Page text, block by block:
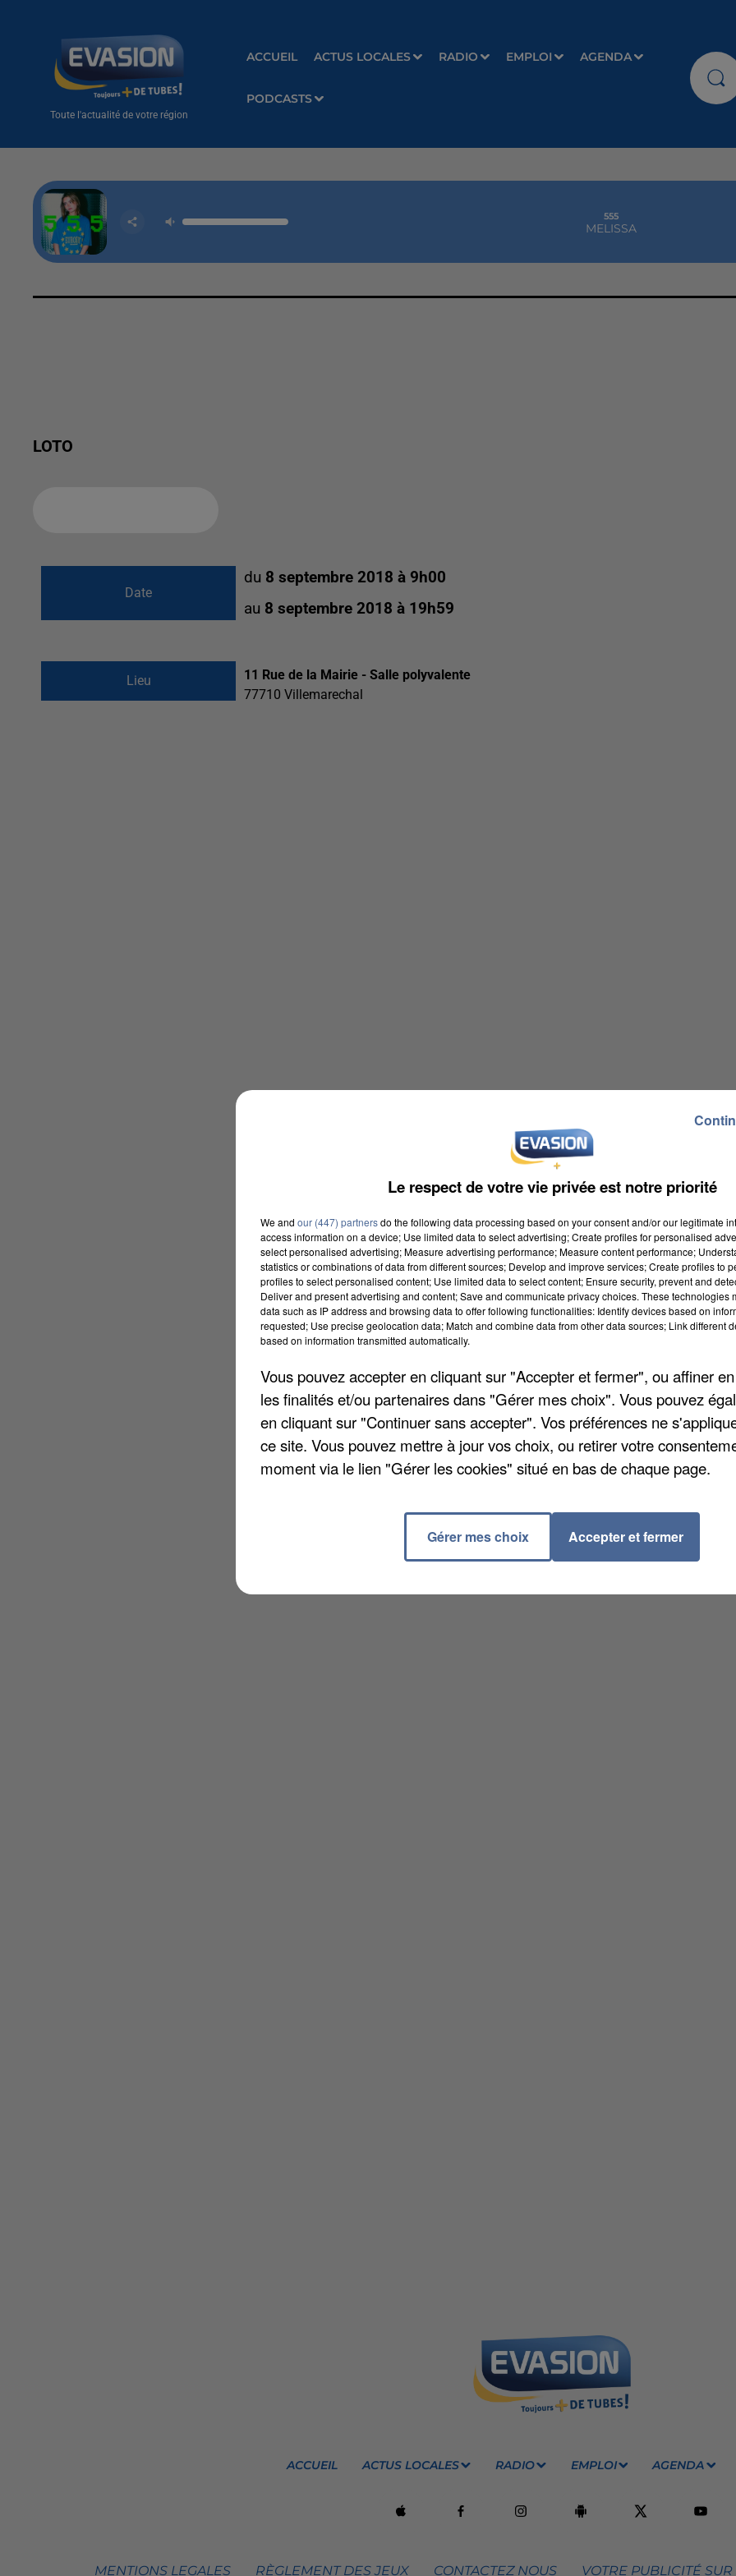
Toute l'actualité de votre région
ACCUEIL ACTUS LOCALES RADIO EMPLOI AGENDA
PODCASTS
555
MELISSA
LOTO
Date
du 8 septembre 2018 à 9h00
au 8 septembre 2018 à 19h59
Lieu
11 Rue de la Mairie - Salle polyvalente
77710 Villemarechal
ACCUEIL ACTUS LOCALES RADIO EMPLOI AGENDA
MENTIONS LEGALES RÈGLEMENT DES JEUX CONTACTEZ NOUS VOTRE PUBLICITÉ
Le respect de votre vie privée est notre priorité
We and our (447) partnersdo the following data processing based on your consent and/or our legitimate
access information on a device; Use limited data to select advertising; Create profiles for personalised
select personalised advertising; Measure advertising performance; Measure content performance;
statistics or combinations of data from different sources; Develop and improve services; Create profiles to
profiles to select personalised content; Use limited data to select content; Ensure security, prevent and
Deliver and present advertising and content; Save and communicate privacy choices. These technologies
data such as IP address and browsing data to offer following functionalities: Identify devices based on
requested; Use precise geolocation data; Match and combine data from other data sources; Link different
based on information transmitted automatically.
Vous pouvez accepter en cliquant sur "Accepter et fermer", ou affiner
les finalités et/ou partenaires dans "Gérer mes choix". Vous pouvez
en cliquant sur "Continuer sans accepter". Vos préférences ne
ce site. Vous pouvez mettre à jour vos choix, ou retirer votre
moment via le lien "Gérer les cookies" situé en bas de chaque page.
Gérer mes choix Accepter et fermer